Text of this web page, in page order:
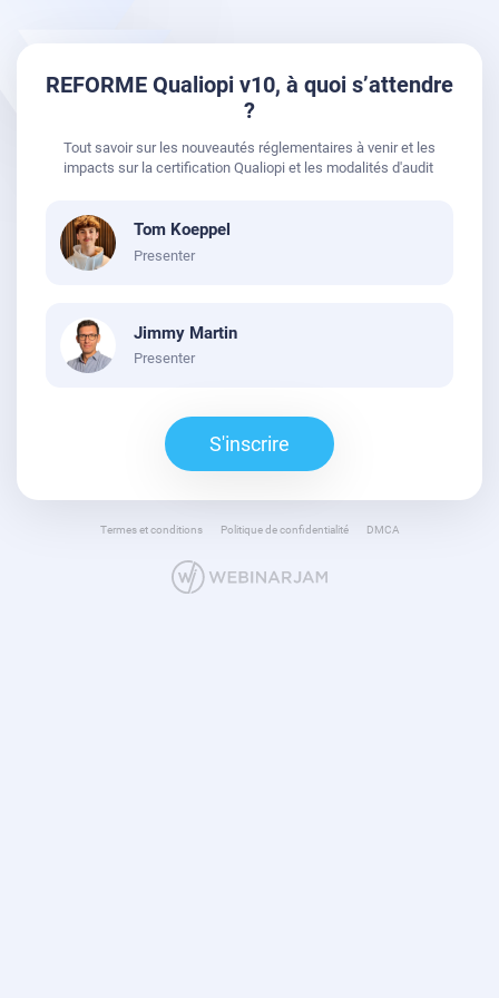
REFORME Qualiopi v10, à quoi s’attendre
?
Tout savoir sur les nouveautés réglementaires à venir et les
impacts sur la certification Qualiopi et les modalités d'audit
Tom Koeppel
Presenter
Jimmy Martin
Presenter
S'inscrire
Termes et conditions Politique de confidentialité DMCA